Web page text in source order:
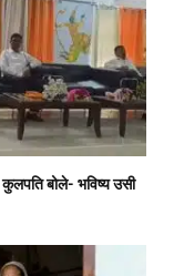
बोले- भविष्य उसी